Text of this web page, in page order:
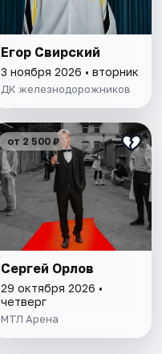
Егор Свирский
3 ноября 2026 • вторник
ДК железнодорожников
от 2 500 ₽
Сергей Орлов
29 октября 2026 •
четверг
МТЛ Арена